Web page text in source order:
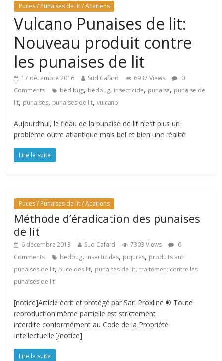
Puces / Punaises de lit / Acariens
Vulcano Punaises de lit:
Nouveau produit contre
les punaises de lit
17 décembre 2016 Sud Cafard 6937 Views
0
Comments
bed bug, bedbug, insecticide, punaise, punaise de
lit, punaises, punaises de lit,vulcano
Aujourd’hui, le fléau de la punaise de lit n’est plus un
problème outre atlantique mais bel et bien une réalité
Lire la suite
Puces / Punaises de lit / Acariens
Méthode d’éradication des punaises
de lit
6 décembre 2013 Sud Cafard 7303 Views
0
Comments
bedbug, insecticides, piqures, produits anti
punaises de lit, puce des lit, punaises de lit,traitement contre les
punaises de lit
[notice]Article écrit et protégé par Sarl Proxline ® Toute
reproduction même partielle est strictement
interdite conformément au Code de la Propriété
Intellectuelle.[/notice]
Lire la suite